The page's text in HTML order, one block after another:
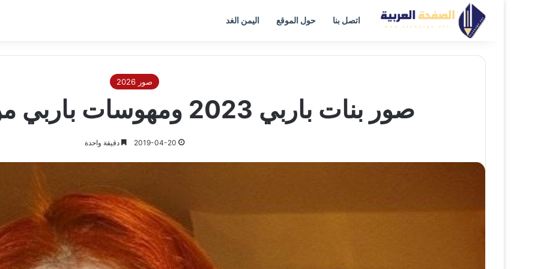
اتصل بنا حول الموقع اليمن الغد
صور 2026
صور بنات باربي 2023 ومهوسات باربي من مجلة سيدتي
2019-04-20 دقيقة واحدة